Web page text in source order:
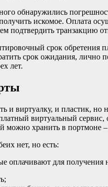
обнаружились
искомое. Оплата
подтвердить транзакцию
срок обретения
срок ожидания, лично
лет.
виртуалку, и пластик, но
виртуальный
можно хранить в портмоне
нет, но есть:
оплачивают для